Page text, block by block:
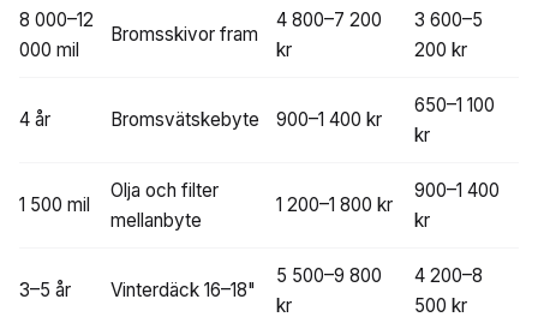
8 000–12
000 mil
Bromsskivor fram
4 800–7 200
kr
3 600–5
200 kr
4 år Bromsvätskebyte 900–1 400 kr
650–1 100
kr
1 500 mil
Olja och filter
mellanbyte
1 200–1 800 kr
900–1 400
kr
3–5 år Vinterdäck 16–18"
5 500–9 800
kr
4 200–8
500 kr